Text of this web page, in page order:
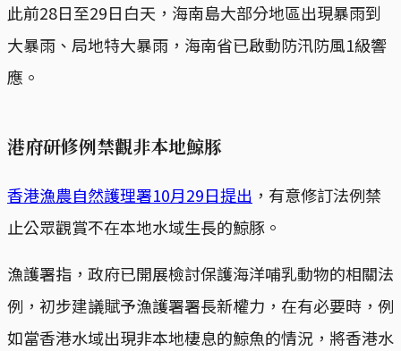
此前28日至29日白天，海南島大部分地區出現暴雨到
大暴雨、局地特大暴雨，海南省已啟動防汛防風1級響
應。
港府研修例禁觀非本地鯨豚
香港漁農自然護理署10月29日提出 ，有意修訂法例禁
止公眾觀賞不在本地水域生長的鯨豚。
漁護署指，政府已開展檢討保護海洋哺乳動物的相關法
例，初步建議賦予漁護署署長新權力，在有必要時，例
如當香港水域出現非本地棲息的鯨魚的情況，將香港水